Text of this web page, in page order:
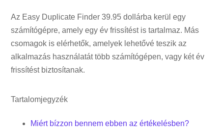
Az Easy Duplicate Finder 39.95 dollárba kerül egy
számítógépre, amely egy év frissítést is tartalmaz. Más
csomagok is elérhetők, amelyek lehetővé teszik az
alkalmazás használatát több számítógépen, vagy két év
frissítést biztosítanak.
Tartalomjegyzék
Miért bízzon bennem ebben az értékelésben?